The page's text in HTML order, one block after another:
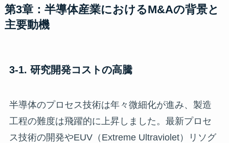
第3章：半導体産業におけるM&Aの背景と
主要動機
3-1. 研究開発コストの高騰
半導体のプロセス技術は年々微細化が進み、製造
工程の難度は飛躍的に上昇しました。最新プロセ
ス技術の開発やEUV（Extreme Ultraviolet）リソグ